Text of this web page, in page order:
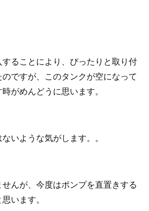
ることにより、ぴったりと取り付
ですが、このタンクが空になって
がめんどうに思います。
いような気がします。。
んが、今度はポンプを直置きする
います。